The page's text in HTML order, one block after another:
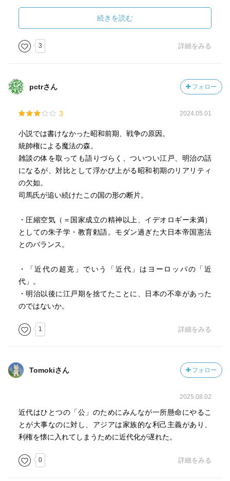
江戸幕府が定めた漢学は朱子学であったが、実態はゆるい
統制であったので、いろいろな学問や思想が噴出して、海
保青陵、山片蟠桃のような市場経済の研究や、その他富永
（国文学）、荻生徂徠（儒学・政治学）、関孝和（和算）
等、今と変わらないような学問のレベルまで達していた。
方このような江戸期のリアリズムを断ち切ったのが明治政
府であり、ヨーロッパの近代を買い続け、それを手本とし
た不幸を嘆いている。
その不幸の代表例が、明治の申し子というべき漱石であっ
た。漱石の基本的な学問は子供の頃に習い覚えた漢学であ
ったが、その上に洋学が覆い重なった。ここには日本とい
う要素は入っていない（司馬はこれは漱石が悪いのではな
ゼになる。漱石をノイローゼにさせるような日本人には越
え難いものが、ヨーロッパの近代であったという。
「文学界」という雑誌が、「近代の超克」というテーマで
この内容を評して司馬は「西欧というものにあこがれなが
らも、どうしても及ばないと思っていた日本の知識人にと
いう華々しい戦果に日本の知識人は、大きな解放感、つか
の間の極めて心理学的な解放感を得た」という。（当然こ
出席者や論文寄稿者は、小林秀雄、河上徹太郎、亀井勝一
郎、林房雄等々、当時を代表する知識人であった。
司馬はいう。「この座談会が基本的におかしなことは、こ
こでいう超克すべき近代というのは、情けないことに江戸
移植や接ぎ木されてきたヨーロッパの近代を言っている。
続きを読む
3 詳細をみる
pctrさん フォロー
3 2024.05.01
小説では書けなかった昭和前期、戦争の原因。
統帥権による魔法の森。
雑談の体を取っても語りづらく、ついつい江戸、明治の話
になるが、対比として浮かび上がる昭和初期のリアリティ
の欠如。
司馬氏が追い続けたこの国の形の断片。
・圧縮空気（＝国家成立の精神以上、イデオロギー未満）
としての朱子学・教育勅語。モダン過ぎた大日本帝国憲法
とのバランス。
・「近代の超克」でいう「近代」はヨーロッパの「近
代」。
・明治以後に江戸期を捨てたことに、日本の不幸があった
のではないか。
1 詳細をみる
Tomokiさん フォロー
2025.08.02
近代はひとつの「公」のためにみんなが一所懸命にやるこ
とが大事なのに対し、アジアは家族的な利己主義があり、
利権を懐に入れてしまうために近代化が遅れた。
0 詳細をみる